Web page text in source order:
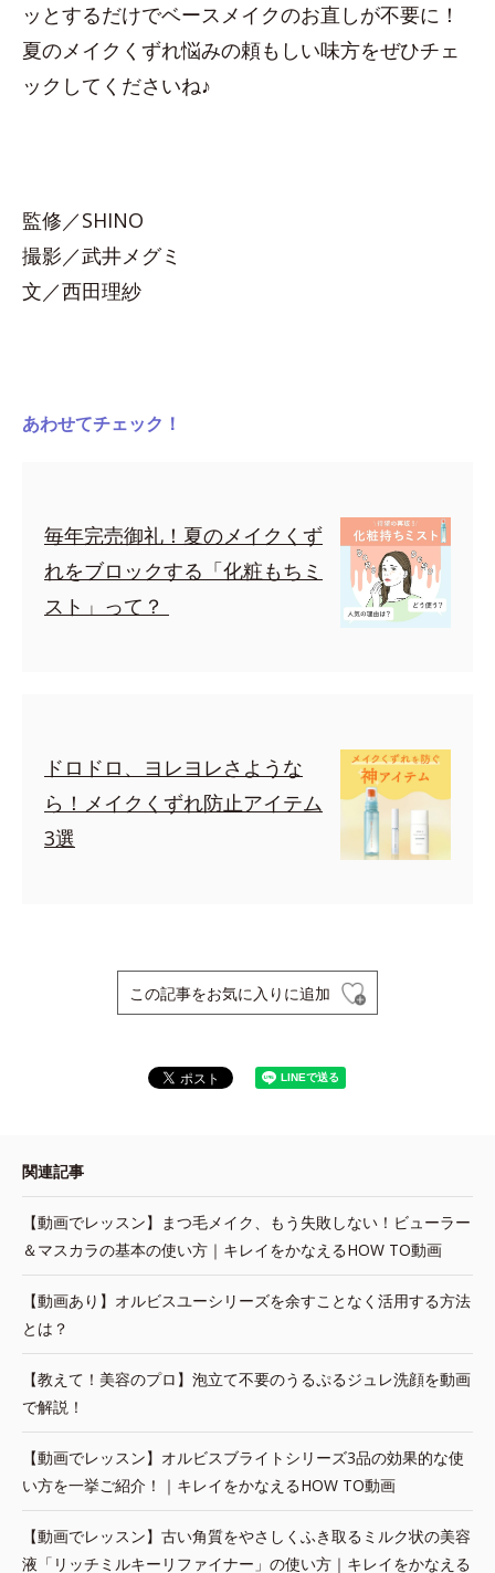
ッとするだけでベースメイクのお直しが不要に！
夏のメイクくずれ悩みの頼もしい味方をぜひチェ
ックしてくださいね♪
監修／SHINO
撮影／武井メグミ
文／西田理紗
あわせてチェック！
毎年完売御礼！夏のメイクくず
れをブロックする「化粧もちミ
スト」って？
ドロドロ、ヨレヨレさような
ら！メイクくずれ防止アイテム
3選
この記事をお気に入りに追加
関連記事
【動画でレッスン】まつ毛メイク、もう失敗しない！ビューラー
＆マスカラの基本の使い方｜キレイをかなえるHOW TO動画
【動画あり】オルビスユーシリーズを余すことなく活用する方法
とは？
【教えて！美容のプロ】泡立て不要のうるぷるジュレ洗顔を動画
で解説！
【動画でレッスン】オルビスブライトシリーズ3品の効果的な使
い方を一挙ご紹介！｜キレイをかなえるHOW TO動画
【動画でレッスン】古い角質をやさしくふき取るミルク状の美容
液「リッチミルキーリファイナー」の使い方｜キレイをかなえる